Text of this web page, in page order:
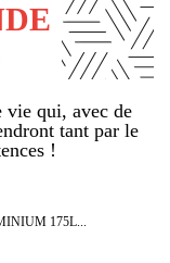
vie qui, avec de
tant par le
!
175L...